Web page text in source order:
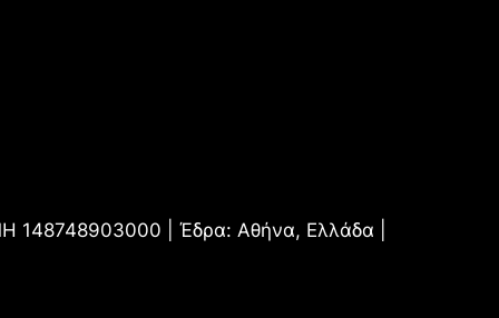
| Έδρα: Αθήνα, Ελλάδα |